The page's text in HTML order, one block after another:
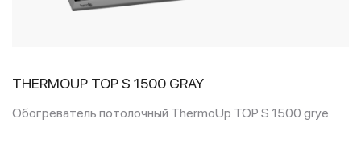
THERMOUP TOP S 1500 GRAY
Обогреватель потолочный ThermoUp TOP S 1500 grye